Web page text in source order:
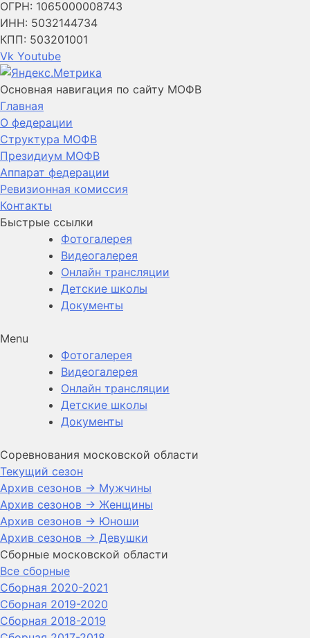
ОГРН: 1065000008743
ИНН: 5032144734
КПП: 503201001
Vk Youtube
Основная навигация по сайту МОФВ
Главная
О федерации
Структура МОФВ
Президиум МОФВ
Аппарат федерации
Ревизионная комиссия
Контакты
Быстрые ссылки
Фотогалерея
Видеогалерея
Онлайн трансляции
Детские школы
Документы
Menu
Фотогалерея
Видеогалерея
Онлайн трансляции
Детские школы
Документы
Соревнования московской области
Текущий сезон
Архив сезонов -> Мужчины
Архив сезонов -> Женщины
Архив сезонов -> Юноши
Архив сезонов -> Девушки
Сборные московской области
Все сборные
Сборная 2020-2021
Сборная 2019-2020
Сборная 2018-2019